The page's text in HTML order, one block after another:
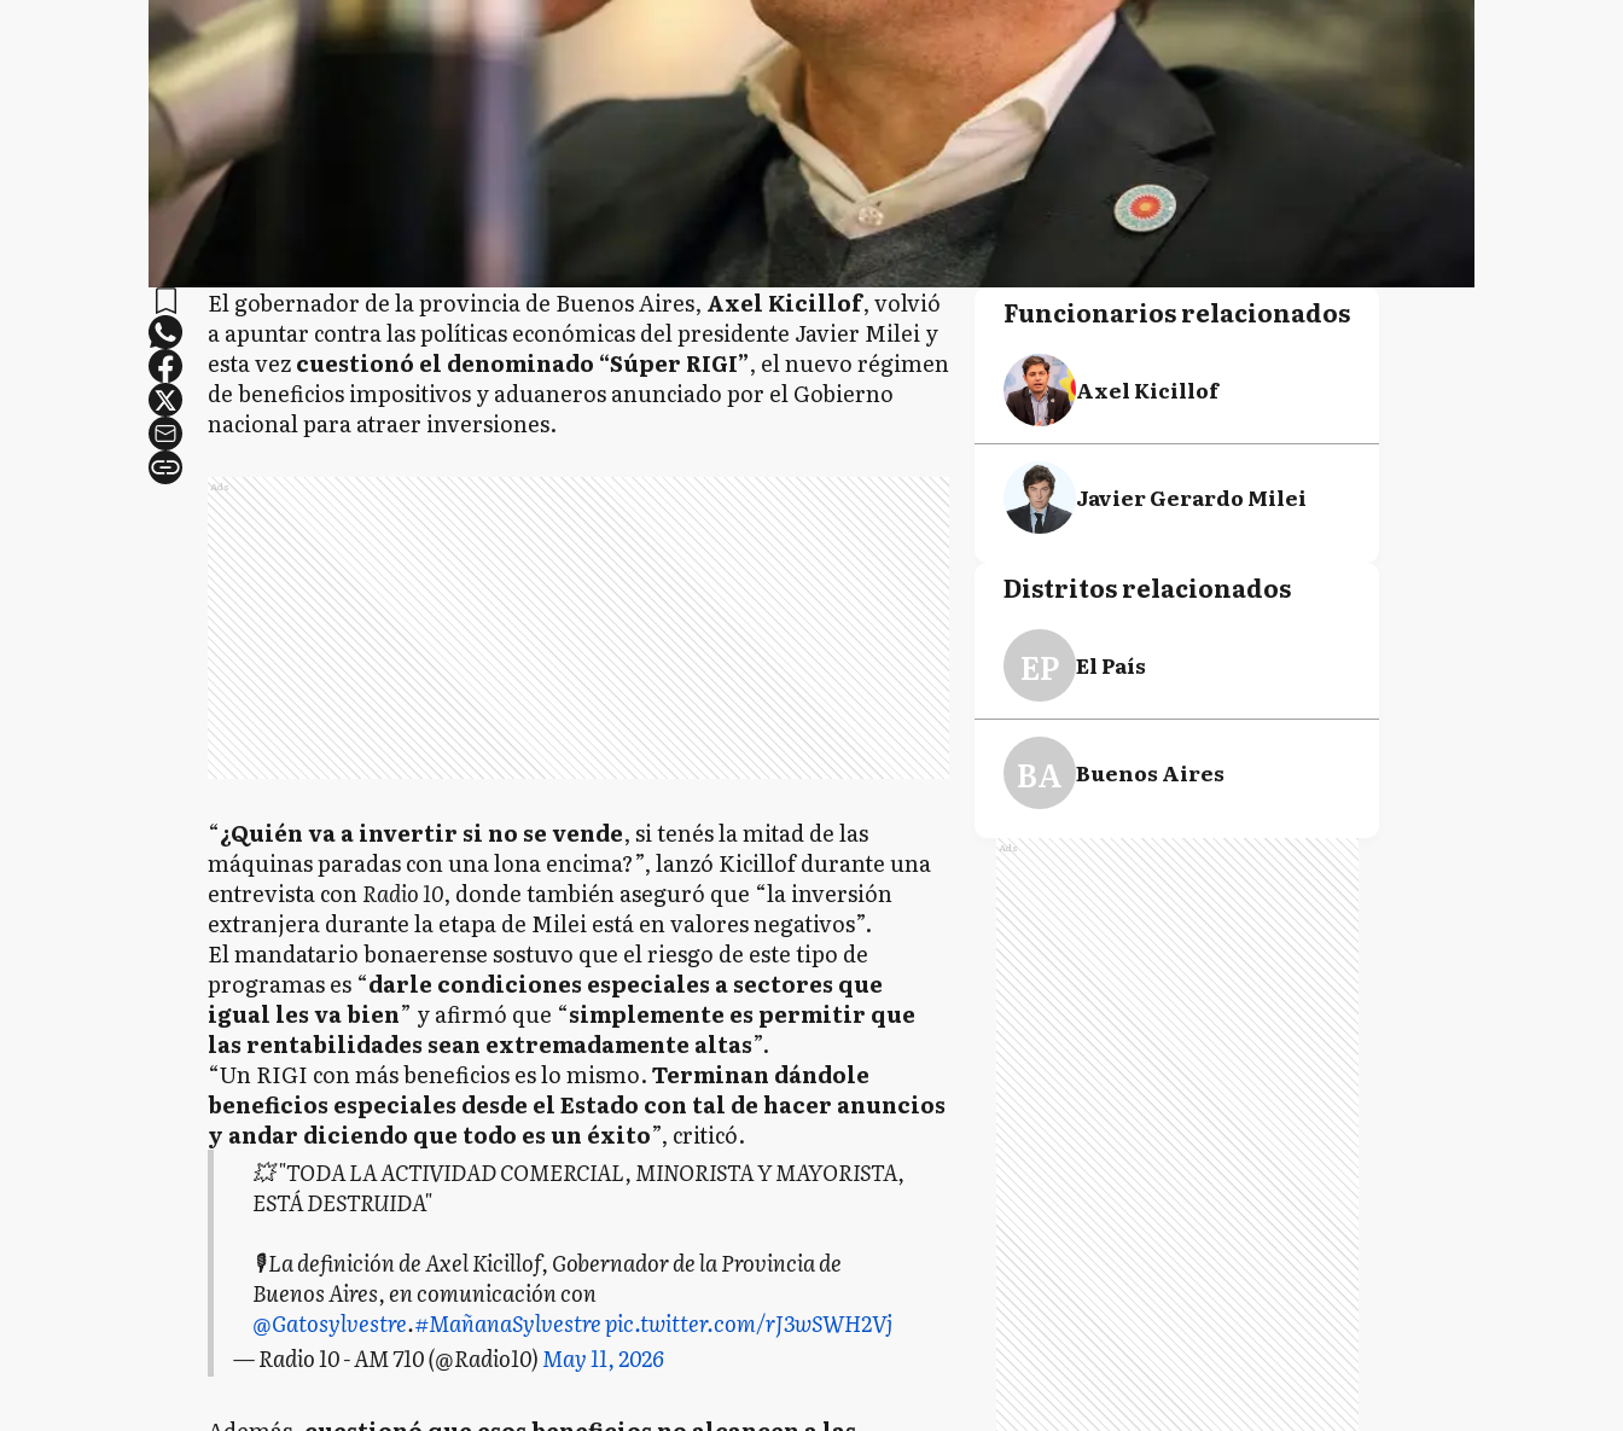
El gobernador de la provincia de Buenos Aires, Axel Kicillof, volvió
a apuntar contra las políticas económicas del presidente Javier Milei y
esta vezcuestionó el denominado “Súper RIGI”, el nuevo régimen
de beneficios impositivos y aduaneros anunciado por el Gobierno
nacional para atraer inversiones.
Ads
“¿Quién va a invertir si no se vende, si tenés la mitad de las
máquinas paradas con una lona encima?”, lanzó Kicillof durante una
entrevista conRadio 10, donde también aseguró que “la inversión
extranjera durante la etapa de Milei está en valores negativos”.
El mandatario bonaerense sostuvo que el riesgo de este tipo de
programas es “darle condiciones especiales a sectores que
igual les va bien” y afirmó que “simplemente es permitir que
las rentabilidades sean extremadamente altas”.
“Un RIGI con más beneficios es lo mismo.Terminan dándole
beneficios especiales desde el Estado con tal de hacer anuncios
y andar diciendo que todo es un éxito”, criticó.
💥 "TODA LA ACTIVIDAD COMERCIAL, MINORISTA Y MAYORISTA,
ESTÁ DESTRUIDA"
🎙️ La definición de Axel Kicillof, Gobernador de la Provincia de
Buenos Aires, en comunicación con
@Gatosylvestre.#MañanaSylvestrepic.twitter.com/rJ3wSWH2Vj
— Radio 10 - AM 710 (@Radio10)May 11, 2026
Funcionarios relacionados
Axel Kicillof
Javier Gerardo Milei
Distritos relacionados
EP El País
BA Buenos Aires
Ads